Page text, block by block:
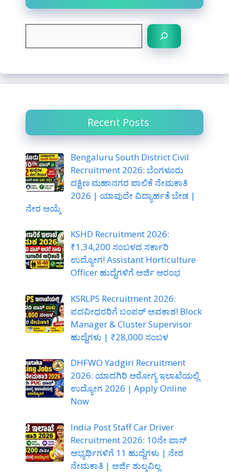
c
Recent Posts
Bengaluru South District Civil
Recruitment 2026: ಬೆಂಗಳೂರು
ದಕ್ಷಿಣ ಮಹಾನಗರ ಪಾಲಿಕೆ ನೇಮಕಾತಿ
2026 | ಯಾವುದೇ ವಿದ್ಯಾರ್ಹತೆ ಬೇಡ |
ನೇರ ಆಯ್ಕೆ
KSHD Recruitment 2026:
₹1,34,200 ಸಂಬಳದ ಸರ್ಕಾರಿ
ಉದ್ಯೋಗ! Assistant Horticulture
Officer ಹುದ್ದೆಗಳಿಗೆ ಅರ್ಜಿ ಆರಂಭ
KSRLPS Recruitment 2026:
ಪದವೀಧರರಿಗೆ ಬಂಪರ್ ಅವಕಾಶ! Block
Manager & Cluster Supervisor
ಹುದ್ದೆಗಳು | ₹28,000 ಸಂಬಳ
DHFWO Yadgiri Recruitment
2026: ಯಾದಗಿರಿ ಆರೋಗ್ಯ ಇಲಾಖೆಯಲ್ಲಿ
ಉದ್ಯೋಗ 2026 | Apply Online
Now
India Post Staff Car Driver
Recruitment 2026: 10ನೇ ಪಾಸ್
ಅಭ್ಯರ್ಥಿಗಳಿಗೆ 11 ಹುದ್ದೆಗಳು | ನೇರ
ನೇಮಕಾತಿ | ಅರ್ಜಿ ಶುಲ್ಕವಿಲ್ಲ